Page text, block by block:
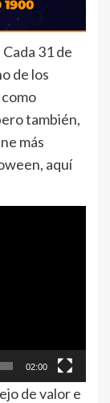
31 de
de los
también,
más
aquí
02:00
de valor e